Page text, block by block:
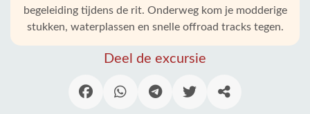
begeleiding tijdens de rit. Onderweg kom je modderige
stukken, waterplassen en snelle offroad tracks tegen.
Deel de excursie